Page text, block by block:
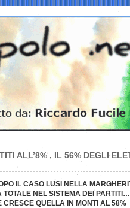
ALL’8% , IL 56% DEGLI
IL CASO LUSI NELLA
NEL SISTEMA DEI
CRESCE QUELLA IN MONTI AL 58%